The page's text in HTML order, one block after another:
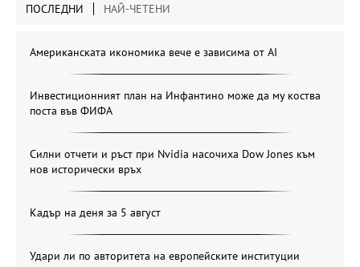
ПОСЛЕДНИ НАЙ-ЧЕТЕНИ
Американската икономика вече е зависима от АІ
Инвестиционният план на Инфантино може да му коства
поста във ФИФА
Силни отчети и ръст при Nvidia насочиха Dow Jones към
нов исторически връх
Кадър на деня за 5 август
Удари ли по авторитета на европейските институции